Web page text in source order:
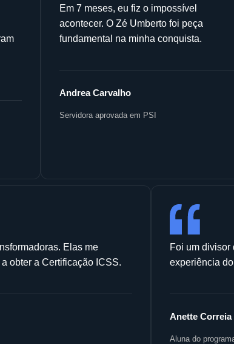
Em 7 meses, eu fiz o impossível
acontecer. O Zé Umberto foi peça
fundamental na minha conquista.
Andrea Carvalho
Servidora aprovada em PSI
Elas me
obter a Certificação ICSS.
Foi um divisor
experiência
Anette Correia
Aluna do